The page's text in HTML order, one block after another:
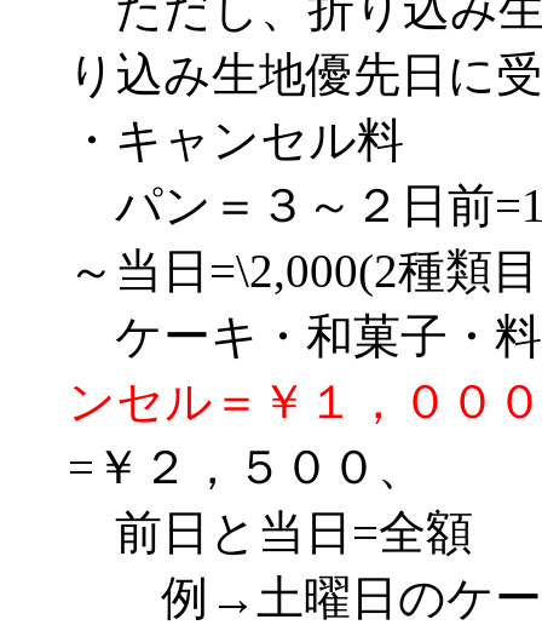
り込み生地優先日に
・キャンセル料
パン＝３～２日前
～当日=\2,000(2種類
ケーキ・和菓子・
ンセル＝￥１，０００
=￥２，５００、
前日と当日=全額
例→土曜日のケー